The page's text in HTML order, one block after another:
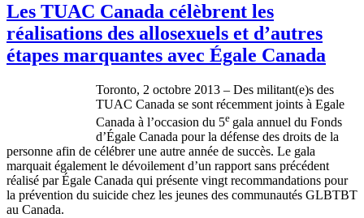
Les TUAC Canada célèbrent les
réalisations des allosexuels et d’autres
étapes marquantes avec Égale Canada
Toronto, 2 octobre 2013 – Des militant(e)s des
TUAC Canada se sont récemment joints à Egale
Canada à l’occasion du 5e gala annuel du Fonds
d’Égale Canada pour la défense des droits de la
personne afin de célébrer une autre année de succès. Le gala
marquait également le dévoilement d’un rapport sans précédent
réalisé parÉgale Canada qui présente vingt recommandations pour
la prévention du suicide chez les jeunes des communautés GLBTBT
au Canada.